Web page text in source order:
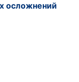
осложнений